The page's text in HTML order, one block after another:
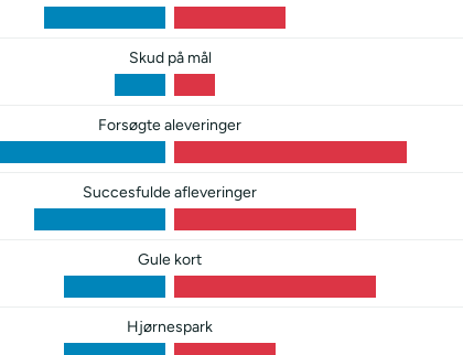
Skud på mål
Forsøgte aleveringer
Succesfulde afleveringer
Gule kort
Hjørnespark